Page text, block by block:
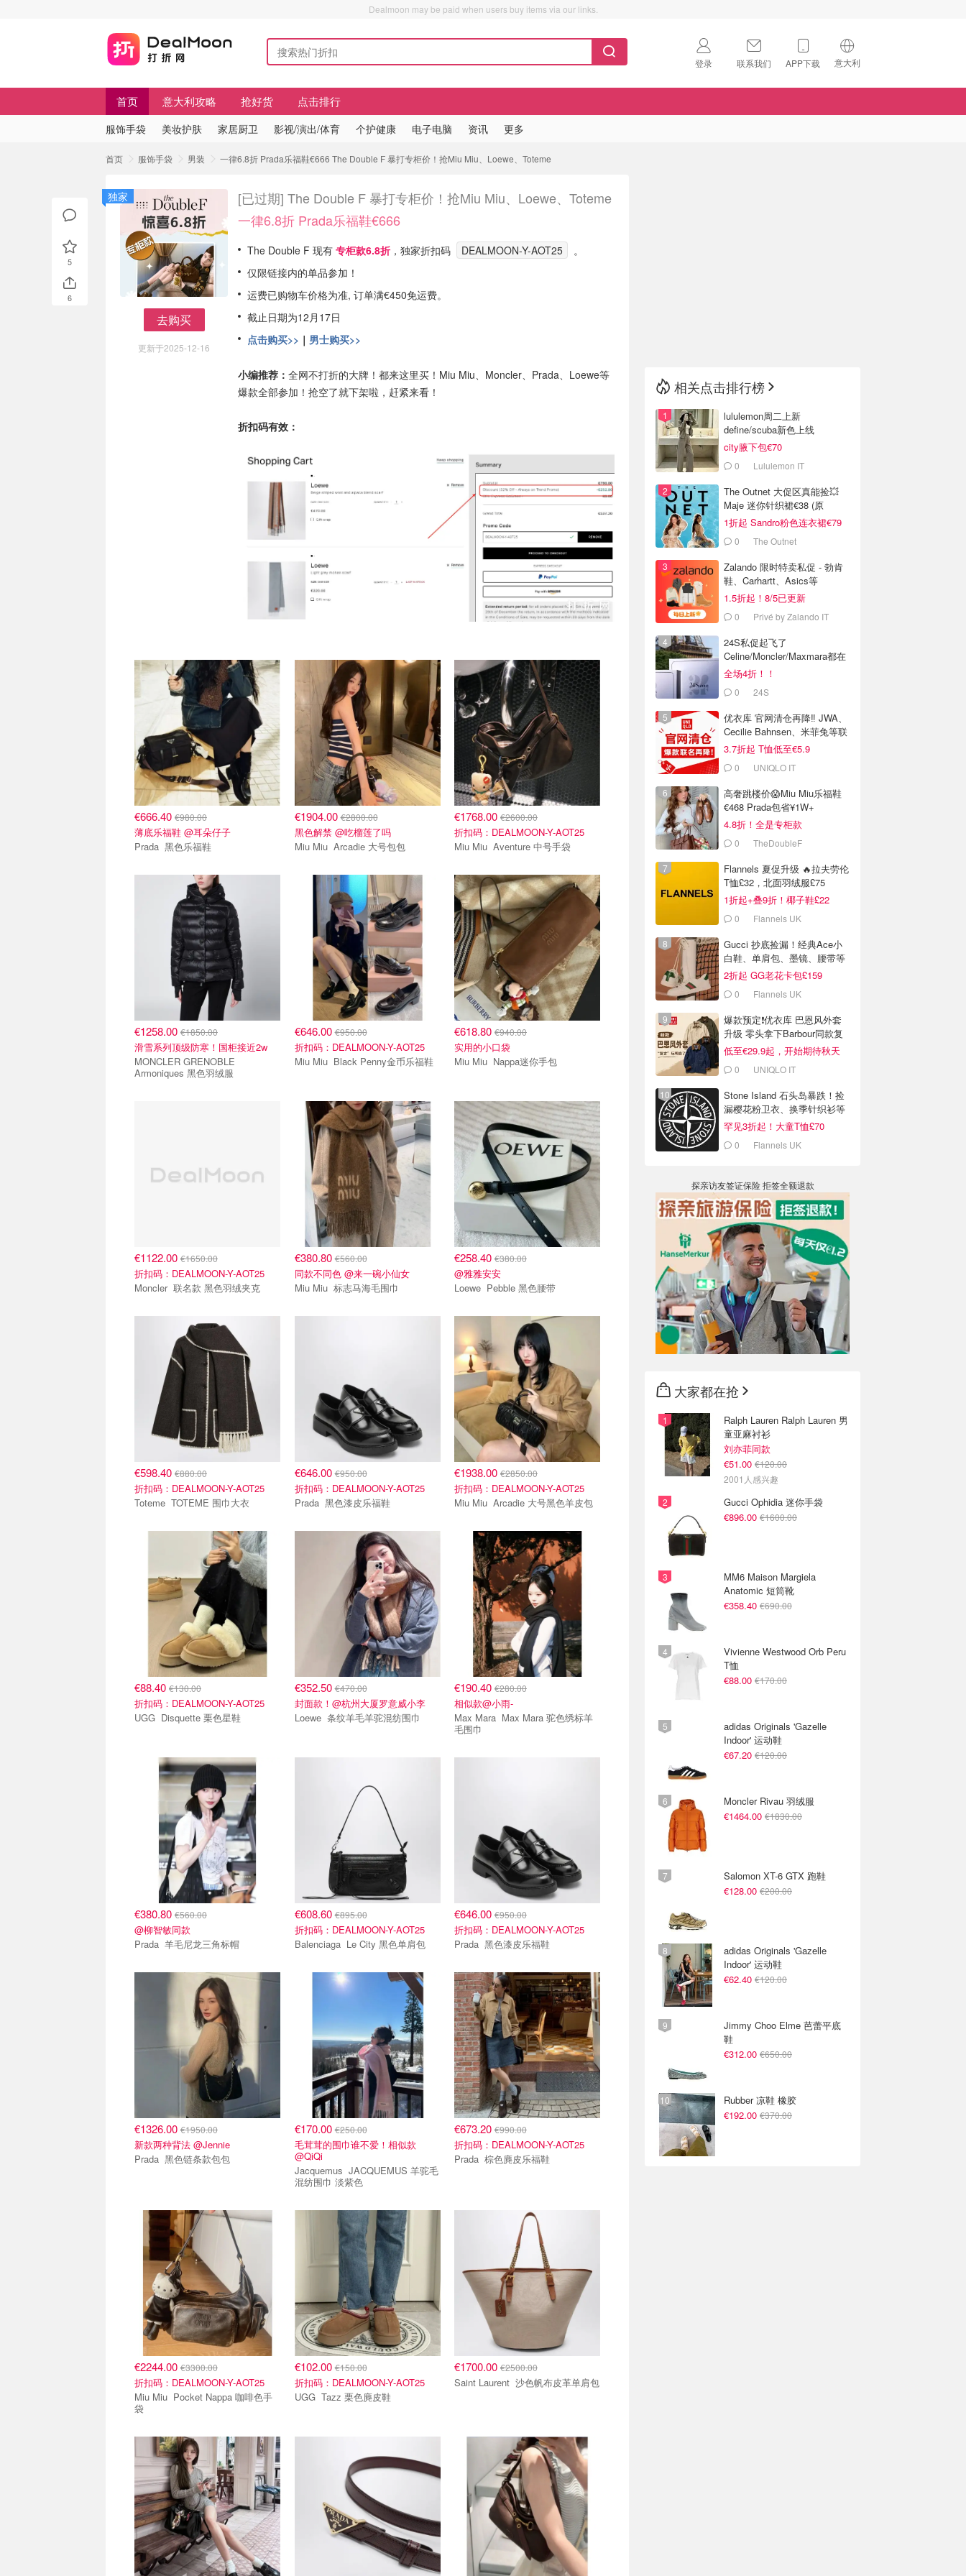
Dealmoon may be paid when users buy items via our links.
登录 联系我们 APP下载 意大利
🇺🇸
首页 意大利攻略 抢好货 点击排行
服饰手袋 美妆护肤 家居厨卫 影视/演出/体育 个护健康 电子电脑 资讯 更多
首页 服饰手袋 男装 一律6.8折 Prada乐福鞋€666 The Double F 暴打专柜价！抢Miu Miu、Loewe、Toteme
去购买
更新于2025-12-16
独家 [已过期] The Double F 暴打专柜价！抢Miu Miu、Loewe、Toteme
一律6.8折 Prada乐福鞋€666
The Double F 现有 专柜款6.8折 ，独家折扣码 DEALMOON-Y-AOT25
。
仅限链接内的单品参加！
运费已购物车价格为准, 订单满€450免运费。
截止日期为12月17日
点击购买>> ｜ 男士购买>>
小编推荐： 全网不打折的大牌！都来这里买！Miu Miu、Moncler、Prada、Loewe等
爆款全部参加！抢空了就下架啦，赶紧来看！
折扣码有效：
€666.40 €980.00
薄底乐福鞋 @耳朵仔子
Prada 黑色乐福鞋
€1904.00€2800.00
黑色解禁 @吃榴莲了吗
Miu Miu Arcadie 大号包包
€1768.00 €2600.00
折扣码：DEALMOON-Y-AOT25
Miu Miu Aventure 中号手袋
€1258.00 €1850.00
滑雪系列顶级防寒！国柜接近2w
MONCLER GRENOBLE
Armoniques 黑色羽绒服
€646.00€950.00
折扣码：DEALMOON-Y-AOT25
Miu Miu Black Penny金币乐福鞋
€618.80 €940.00
实用的小口袋
Miu Miu Nappa迷你手包
€1122.00 €1650.00
折扣码：DEALMOON-Y-AOT25
Moncler 联名款 黑色羽绒夹克
€380.80€560.00
同款不同色 @来一碗小仙女
Miu Miu 标志马海毛围巾
€258.40 €380.00
@雅雅安安
Loewe Pebble 黑色腰带
€598.40 €880.00
折扣码：DEALMOON-Y-AOT25
Toteme TOTEME 围巾大衣
€646.00€950.00
折扣码：DEALMOON-Y-AOT25
Prada 黑色漆皮乐福鞋
€1938.00 €2850.00
折扣码：DEALMOON-Y-AOT25
Miu Miu Arcadie 大号黑色羊皮包
€88.40 €130.00
折扣码：DEALMOON-Y-AOT25
UGG Disquette 栗色星鞋
€352.50€470.00
封面款！@杭州大厦罗意威小李
Loewe 条纹羊毛羊驼混纺围巾
€190.40 €280.00
相似款@小雨-
Max Mara Max Mara 驼色绣标羊
毛围巾
€380.80 €560.00
@柳智敏同款
Prada 羊毛尼龙三角标帽
€608.60€895.00
折扣码：DEALMOON-Y-AOT25
Balenciaga Le City 黑色单肩包
€646.00 €950.00
折扣码：DEALMOON-Y-AOT25
Prada 黑色漆皮乐福鞋
€1326.00 €1950.00
新款两种背法 @Jennie
Prada 黑色链条款包包
€170.00€250.00
毛茸茸的围巾谁不爱！相似款
@QiQi
Jacquemus JACQUEMUS 羊驼毛
混纺围巾 淡紫色
€673.20 €990.00
折扣码：DEALMOON-Y-AOT25
Prada 棕色麂皮乐福鞋
€2244.00 €3300.00
折扣码：DEALMOON-Y-AOT25
Miu Miu Pocket Nappa 咖啡色手
袋
€102.00€150.00
折扣码：DEALMOON-Y-AOT25
UGG Tazz 栗色麂皮鞋
€1700.00 €2500.00
Saint Laurent 沙色帆布皮革单肩包
5
6
相关点击排行榜
lululemon周二上新
define/scuba新色上线
city腋下包€70
0 Lululemon IT
The Outnet 大促区真能捡💥
Maje 迷你针织裙€38 (原
€175）
1折起 Sandro粉色连衣裙€79
0 The Outnet
Zalando 限时特卖私促 - 勃肯
鞋、Carhartt、Asics等
1.5折起！8/5已更新
0 Privé by Zalando IT
24S私促起飞了
Celine/Moncler/Maxmara都在
全场4折！！
0 24S
优衣库 官网清仓再降‼️ JWA、
Cecilie Bahnsen、米菲兔等联
名
3.7折起 T恤低至€5.9
0 UNIQLO IT
高奢跳楼价😱Miu Miu乐福鞋
€468 Prada包省¥1W+
4.8折！全是专柜款
0 TheDoubleF
Flannels 夏促升级 🔥拉夫劳伦
T恤£32，北面羽绒服£75
1折起+叠9折！椰子鞋£22
0 Flannels UK
Gucci 抄底捡漏！经典Ace小
白鞋、单肩包、墨镜、腰带等
2折起 GG老花卡包£159
0 Flannels UK
爆款预定❗️优衣库 巴恩风外套
升级 零头拿下Barbour同款复
古腔
低至€29.9起，开始期待秋天
0 UNIQLO IT
Stone Island 石头岛暴跌！捡
漏樱花粉卫衣、换季针织衫等
罕见3折起！大童T恤£70
0 Flannels UK
探亲访友签证保险 拒签全额退款
大家都在抢
Ralph Lauren Ralph Lauren 男
童亚麻衬衫
刘亦菲同款
€51.00 €120.00
2001人感兴趣
Gucci Ophidia 迷你手袋
€896.00 €1600.00
MM6 Maison Margiela
Anatomic 短筒靴
€358.40 €690.00
Vivienne Westwood Orb Peru
T恤
€88.00 €170.00
adidas Originals 'Gazelle
Indoor' 运动鞋
€67.20 €120.00
Moncler Rivau 羽绒服
€1464.00 €1830.00
Salomon XT-6 GTX 跑鞋
€128.00 €200.00
adidas Originals 'Gazelle
Indoor' 运动鞋
€62.40 €120.00
Jimmy Choo Elme 芭蕾平底
鞋
€312.00 €650.00
Rubber 凉鞋 橡胶
€192.00 €370.00